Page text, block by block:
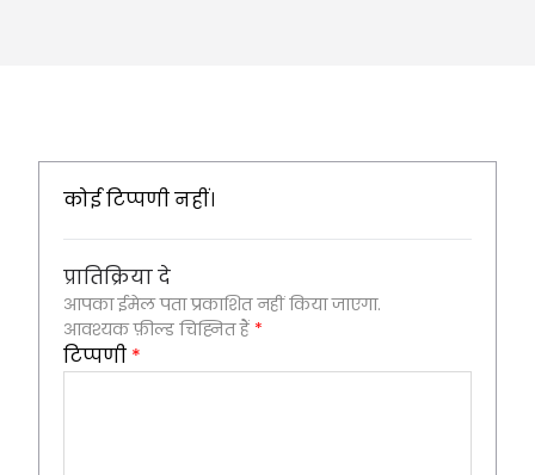
कोई टिप्पणी नहीं।
प्रातिक्रिया दे
आपका ईमेल पता प्रकाशित नहीं किया जाएगा.
आवश्यक फ़ील्ड चिह्नित हैं *
टिप्पणी *